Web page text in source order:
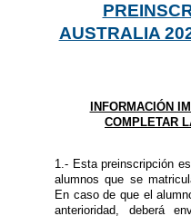
AUSTRALIA
INFORMACIÓN
COMPLETAR
1.- Esta preinscripción
alumnos que se
En caso de que el
anterioridad, deberá